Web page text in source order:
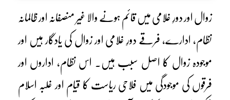
زوال اور دورِ غلامی میں قائم ہونے والا غیر منصفانہ اور ظالمانہ
نظام، ادارے، فرقے دورِ غلامی اور زوال کی یادگار ہیں اور
موجودہ زوال کا اصل سبب ہیں۔ اس نظام، اداروں اور
فرقوں کی موجودگی میں فلاحی ریاست کا قیام اور غلبہ اسلام